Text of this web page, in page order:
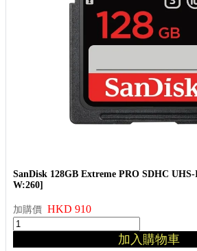
SanDisk 128GB Extreme PRO SDHC
W:260]
加購價 HKD 910
加入購物車